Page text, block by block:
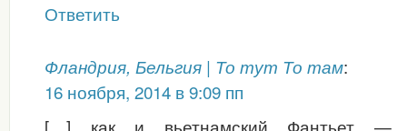
Ответить
Фландрия, Бельгия | То тут То там:
16 ноября, 2014 в 9:09 пп
[…] как и вьетнамский Фантьет